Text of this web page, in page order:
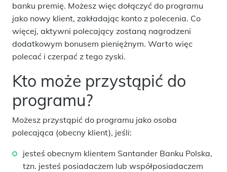
banku premię. Możesz więc dołączyć do programu
jako nowy klient, zakładając konto z polecenia. Co
więcej, aktywni polecający zostaną nagrodzeni
dodatkowym bonusem pieniężnym. Warto więc
polecać i czerpać z tego zyski.
Kto może przystąpić do
programu?
Możesz przystąpić do programu jako osoba
polecająca (obecny klient), jeśli:
jesteś obecnym klientem Santander Banku Polska,
tzn. jesteś posiadaczem lub współposiadaczem